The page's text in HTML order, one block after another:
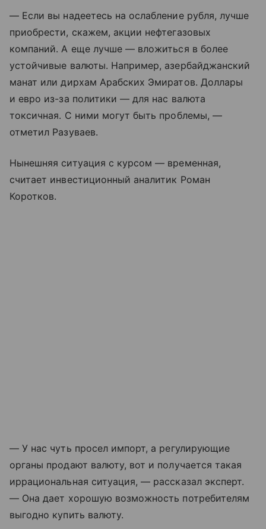
— Если вы надеетесь на ослабление рубля, лучше
приобрести, скажем, акции нефтегазовых
компаний. А еще лучше — вложиться в более
устойчивые валюты. Например, азербайджанский
манат или дирхам Арабских Эмиратов. Доллары
и евро из-за политики — для нас валюта
токсичная. С ними могут быть проблемы, —
отметил Разуваев.
Нынешняя ситуация с курсом — временная,
считает инвестиционный аналитик Роман
Коротков.
— У нас чуть просел импорт, а регулирующие
органы продают валюту, вот и получается такая
иррациональная ситуация, — рассказал эксперт.
— Она дает хорошую возможность потребителям
выгодно купить валюту.